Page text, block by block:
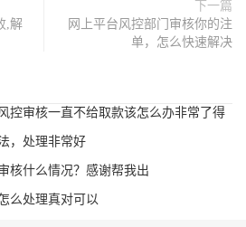
,解
下一篇
网上平台风控部门审核你的注
单，怎么快速解决
控审核一直不给取款该怎么办非常了得
，处理非常好
核什么情况？感谢帮我出
么处理真对可以